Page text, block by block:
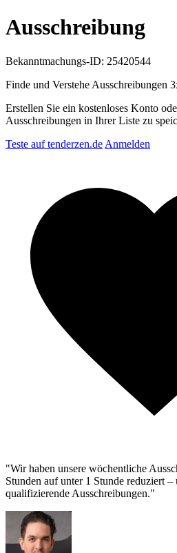
Ausschreibung
Bekanntmachungs-ID: 25420544
Finde und Verstehe Ausschreibungen
Erstellen Sie ein kostenloses Konto
Ausschreibungen in Ihrer Liste zu
Teste auf tenderzen.de Anmelden
"Wir haben unsere wöchentliche
Stunden auf unter 1 Stunde reduziert
qualifizierende Ausschreibungen."